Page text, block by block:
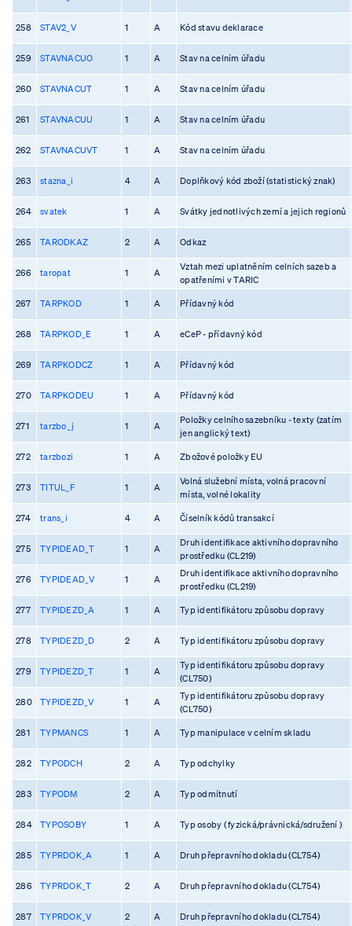
258 STAV2_V 1 A Kód stavu deklarace
259 STAVNACUO 1 A Stav na celním úřadu
260 STAVNACUT 1 A Stav na celním úřadu
261 STAVNACUU 1 A Stav na celním úřadu
262 STAVNACUVT 1 A Stav na celním úřadu
263 stazna_i 4 A Doplňkový kód zboží (statistický znak)
264 svatek 1 A Svátky jednotlivých zemí a jejich regionů
265 TARODKAZ 2 A Odkaz
266 taropat 1 A
Vztah mezi uplatněním celních sazeb a
opatřeními v TARIC
267 TARPKOD 1 A Přídavný kód
268 TARPKOD_E 1 A eCeP - přídavný kód
269 TARPKODCZ 1 A Přídavný kód
270 TARPKODEU 1 A Přídavný kód
271 tarzbo_j 1 A
Položky celního sazebníku - texty (zatím
jen anglický text)
272 tarzbozi 1 A Zbožové položky EU
273 TITUL_F 1 A
Volná služební místa, volná pracovní
místa, volné lokality
274 trans_i 4 A Číselník kódů transakcí
275 TYPIDEAD_T 1 A
Druh identifikace aktivního dopravního
prostředku (CL219)
276 TYPIDEAD_V 1 A
Druh identifikace aktivního dopravního
prostředku (CL219)
277 TYPIDEZD_A 1 A Typ identifikátoru způsobu dopravy
278 TYPIDEZD_D 2 A Typ identifikátoru způsobu dopravy
279 TYPIDEZD_T 1 A
Typ identifikátoru způsobu dopravy
(CL750)
280 TYPIDEZD_V 1 A
Typ identifikátoru způsobu dopravy
(CL750)
281 TYPMANCS 1 A Typ manipulace v celním skladu
282 TYPODCH 2 A Typ odchylky
283 TYPODM 2 A Typ odmítnutí
284 TYPOSOBY 1 A Typ osoby ( fyzická/právnická/sdružení )
285 TYPRDOK_A 1 A Druh přepravního dokladu (CL754)
286 TYPRDOK_T 2 A Druh přepravního dokladu (CL754)
287 TYPRDOK_V 2 A Druh přepravního dokladu (CL754)